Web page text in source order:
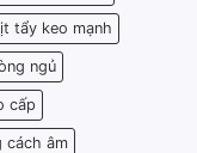
tẩy keo mạnh
ngủ
cấp
cách âm